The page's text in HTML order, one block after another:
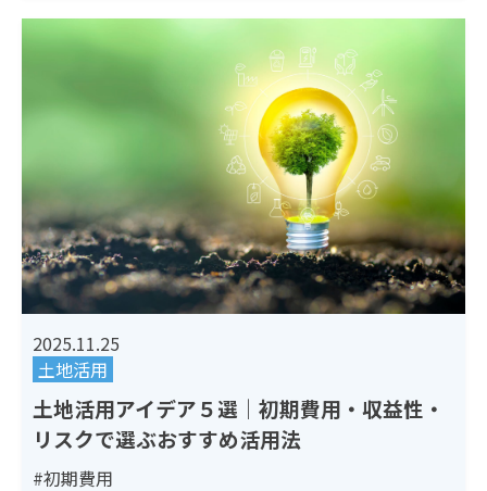
2025.11.25
土地活用
土地活用アイデア５選｜初期費用・収益性・
リスクで選ぶおすすめ活用法
#初期費用